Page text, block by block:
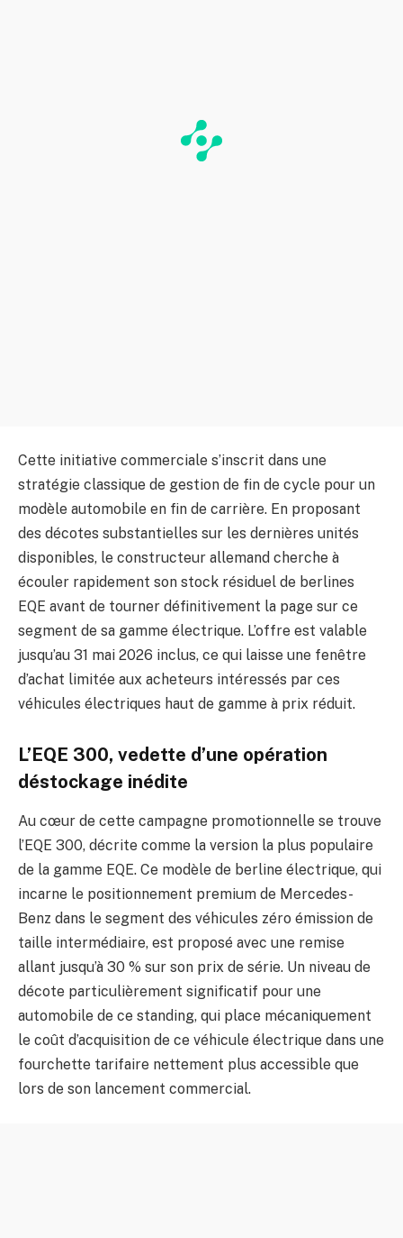
Cette initiative commerciale s’inscrit dans une
stratégie classique de gestion de fin de cycle pour un
modèle automobile en fin de carrière. En proposant
des décotes substantielles sur les dernières unités
disponibles, le constructeur allemand cherche à
écouler rapidement son stock résiduel de berlines
EQE avant de tourner définitivement la page sur ce
segment de sa gamme électrique. L’offre est valable
jusqu’au 31 mai 2026 inclus, ce qui laisse une fenêtre
d’achat limitée aux acheteurs intéressés par ces
véhicules électriques haut de gamme à prix réduit.
L’EQE 300, vedette d’une opération
déstockage inédite
Au cœur de cette campagne promotionnelle se trouve
l’EQE 300, décrite comme la version la plus populaire
de la gamme EQE. Ce modèle de berline électrique, qui
incarne le positionnement premium de Mercedes-
Benz dans le segment des véhicules zéro émission de
taille intermédiaire, est proposé avec une remise
allant jusqu’à 30 % sur son prix de série. Un niveau de
décote particulièrement significatif pour une
automobile de ce standing, qui place mécaniquement
le coût d’acquisition de ce véhicule électrique dans une
fourchette tarifaire nettement plus accessible que
lors de son lancement commercial.